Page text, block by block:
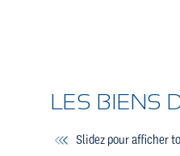
LES BIENS
Slidez pour afficher